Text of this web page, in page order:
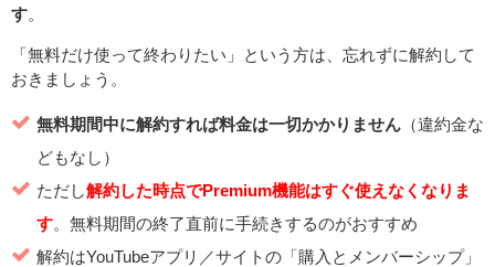
す。
「無料だけ使って終わりたい」という方は、忘れずに解約して
おきましょう。
無料期間中に解約すれば料金は一切かかりません（違約金な
どもなし）
ただし解約した時点でPremium機能はすぐ使えなくなりま
す。無料期間の終了直前に手続きするのがおすすめ
解約はYouTubeアプリ／サイトの「購入とメンバーシップ」